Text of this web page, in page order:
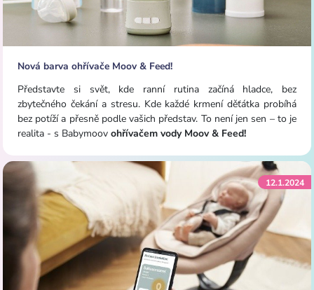
Nová barva ohřívače Moov & Feed!
Představte si svět, kde ranní rutina začíná hladce, bez
zbytečného čekání a stresu. Kde každé krmení děťátka probíhá
bez potíží a přesně podle vašich představ. To není jen sen – to je
realita - s Babymoov ohřívačem vody Moov & Feed!
12.1.2024